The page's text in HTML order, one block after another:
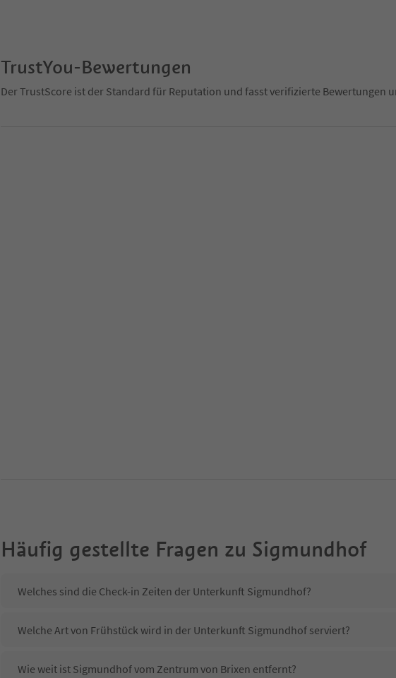
TrustYou-Bewertungen
Der TrustScore ist der Standard für Reputation und fasst verifizierte Bewertungen
Häufig gestellte Fragen zu Sigmundhof
Welches sind die Check-in Zeiten der Unterkunft Sigmundhof?
Welche Art von Frühstück wird in der Unterkunft Sigmundhof serviert?
Wie weit ist Sigmundhof vom Zentrum von Brixen entfernt?